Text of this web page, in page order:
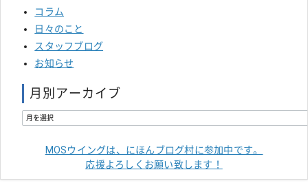
コラム
日々のこと
スタッフブログ
お知らせ
月別アーカイブ
MOSウイングは、にほんブログ村に参加中です。
応援よろしくお願い致します！